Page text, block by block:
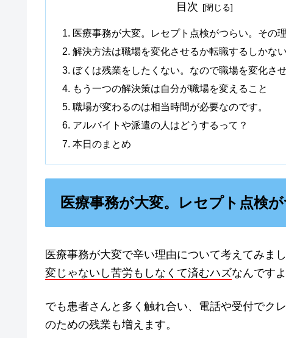
目次
医療事務が大変。レセプト点検がつらい。その
解決方法は職場を変化させるか転職するしかない
ぼくは残業をしたくない。なので職場を変化さ
もう一つの解決策は自分が職場を変えること
職場が変わるのは相当時間が必要なのです。
アルバイトや派遣の人はどうするって？
本日のまとめ
医療事務が大変。レセプト点検
医療事務が大変で辛い理由について考えてみまし
変じゃないし苦労もしなくて済むハズなんですよ
でも患者さんと多く触れ合い、電話や受付でク
のための残業も増えます。